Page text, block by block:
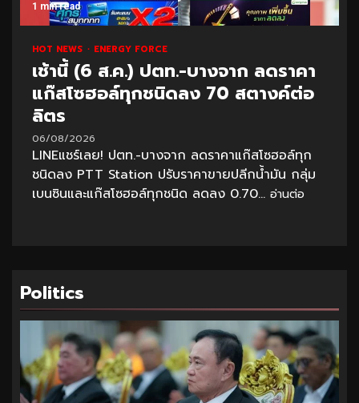
1 min read
HOT NEWS ENERGY FORCE
เช้านี้ (6 ส.ค.) ปตท.-บางจาก ลดราคา
แก๊สโซฮอล์ทุกชนิดลง 70 สตางค์ต่อ
ลิตร
06/08/2026
LINEแชร์เลย! ปตท.-บางจาก ลดราคาแก๊สโซฮอล์ทุก
ชนิดลง PTT Station ปรับราคาขายปลีกน้ำมัน กลุ่ม
เบนซินและแก๊สโซฮอล์ทุกชนิด ลดลง 0.70... อ่านต่อ
Politics